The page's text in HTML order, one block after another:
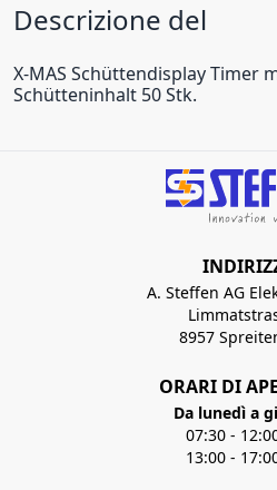
Descrizione del
X-MAS Schüttendisplay Timer
Schütteninhalt 50 Stk.
A. Steffen AG
8957
ORARI DI
Da lunedì a
07:30 -
13:00 -